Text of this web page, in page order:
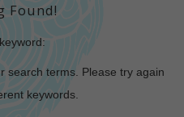
Found!
search terms. Please try again
keywords.